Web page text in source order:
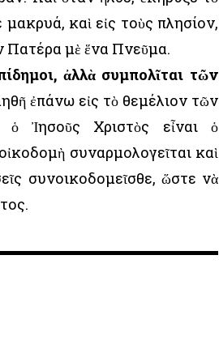
καὶ εἰς τοὺς πλησίον,
Πατέρα μὲ ἕνα Πνεῦμα.
ἀλλὰ συμπολῖται τῶν
ἐπάνω εἰς τὸ θεμέλιον τῶν
Ἰησοῦς Χριστὸς εἶναι ὁ
συναρμολογεῖται καὶ
συνοικοδομεῖσθε, ὥστε νὰ